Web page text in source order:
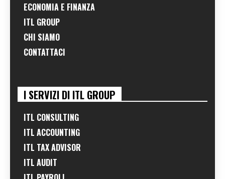
ECONOMIA E FINANZA
ITL GROUP
CHI SIAMO
CONTATTACI
I SERVIZI DI ITL GROUP
ITL CONSULTING
ITL ACCOUNTING
ITL TAX ADVISOR
ITL AUDIT